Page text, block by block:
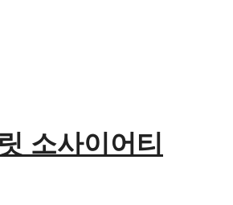
소사이어티